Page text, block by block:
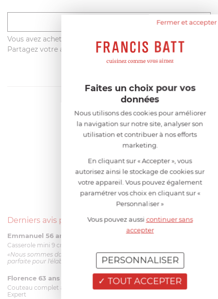
Vous avez acheté ce produit sur francisbatt.com ?
Partagez votre avis avec les autres clients dès maintenant !
Derniers avis produits
Emmanuel 56 ans le 23/06/2026 à 12:04
Casserole mini 9 cm Castelpro 5 ply poignée fixe
«Nous sommes dans un produit de haute qualité. Cette casserole est
parfaite pour l'élaboration des sauces et vient complé...»
Florence 63 ans le 23/06/2026 à 11:17
Couteau complet avec lame, joint & écrou pour le robot cuiseur Cook
Expert
Fermer et accepter
Faites un choix pour vos
données
Nous utilisons des cookies pour améliorer
la navigation sur notre site, analyser son
utilisation et contribuer à nos efforts
marketing.
En cliquant sur « Accepter », vous
autorisez ainsi le stockage de cookies sur
votre appareil. Vous pouvez également
paramétrer vos choix en cliquant sur «
Personnaliser »
Vous pouvez aussi continuer sans
accepter
TOUT ACCEPTER
PERSONNALISER